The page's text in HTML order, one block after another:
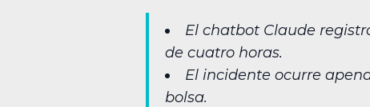
El chatbot Claude
de cuatro horas.
El incidente ocurre
bolsa.